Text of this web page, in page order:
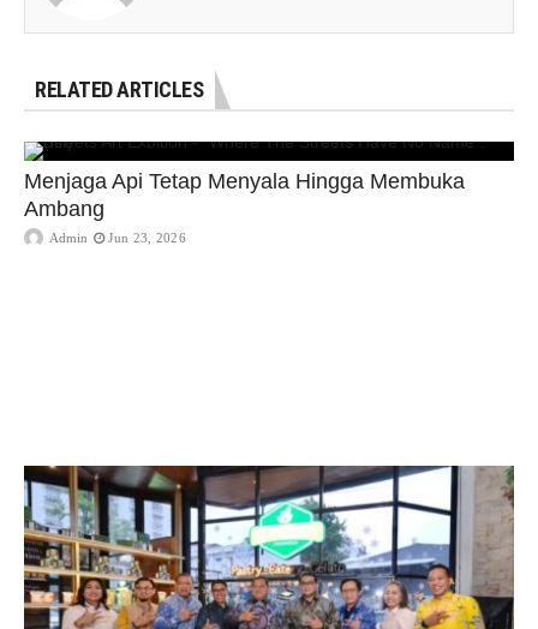
RELATED ARTICLES
Menjaga Api Tetap Menyala Hingga Membuka
Ambang
Admin Jun 23, 2026